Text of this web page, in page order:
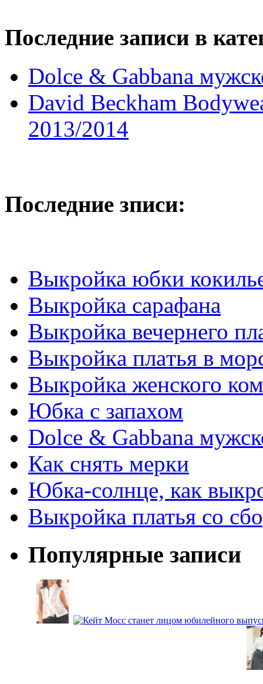
Последние записи в
Dolce & Gabbana
David Beckham
2013/2014
Последние зписи:
Выкройка юбки
Выкройка сарафана
Выкройка вечернего
Выкрoйкa плaтья в
Выкройка женского
Юбка с запахом
Dolce & Gabbana
Как снять мерки
Юбка-солнце, как
Выкройка платья со
Популярные записи